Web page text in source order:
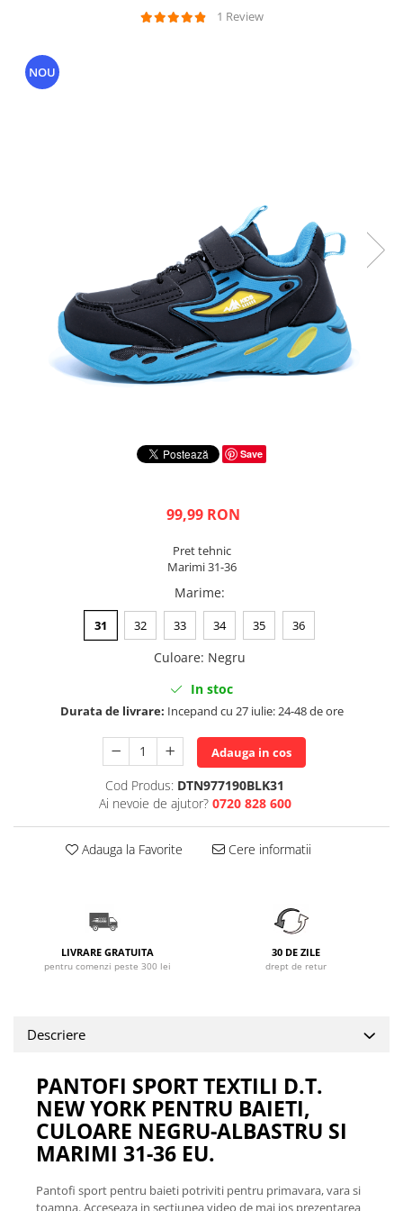
Sprox
Street Life
1 Review
NOU
Save
99,99 RON
Pret tehnic
Marimi 31-36
Marime:
31 32 33 34 35 36
Culoare: Negru
In stoc
Durata de livrare: Incepand cu 27 iulie: 24-48 de ore
Adauga in cos
Cod Produs: DTN977190BLK31
Ai nevoie de ajutor? 0720 828 600
Adauga la Favorite Cere informatii
LIVRARE GRATUITA
pentru comenzi peste 300 lei
30 DE ZILE
drept de retur
Descriere
PANTOFI SPORT TEXTILI D.T.
NEW YORK PENTRU BAIETI,
CULOARE NEGRU-ALBASTRU SI
MARIMI 31-36 EU.
Pantofi sport pentru baieti potriviti pentru primavara, vara si
toamna. Acceseaza in sectiunea video de mai jos prezentarea